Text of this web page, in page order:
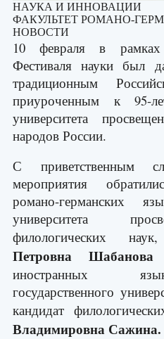
НАУКА И ИННОВАЦИИ
ФАКУЛЬТЕТ РОМАНО-
НОВОСТИ
10 февраля в
Фестиваля науки был
традиционным
приуроченным к 95-
университета
народов России.
С приветственным
мероприятия
романо-германских
университета
филологических
Петровна Шабанова
иностранных
государственного
кандидат
Владимировна Сажина.